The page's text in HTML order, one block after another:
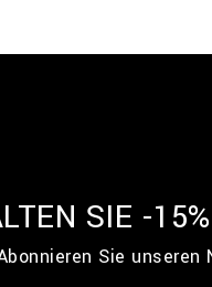
SIE -
Sie